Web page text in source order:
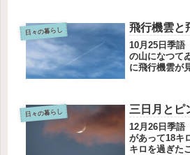
からいいです
根は咲きませ
ス...
日々の暮らし 飛行機雲と
10月25日季
の山になつ
に飛行機雲が
えていきます
ことができま
日々の暮らし 三日月とピ
12月26日季
があって18キ
キロを過ぎた